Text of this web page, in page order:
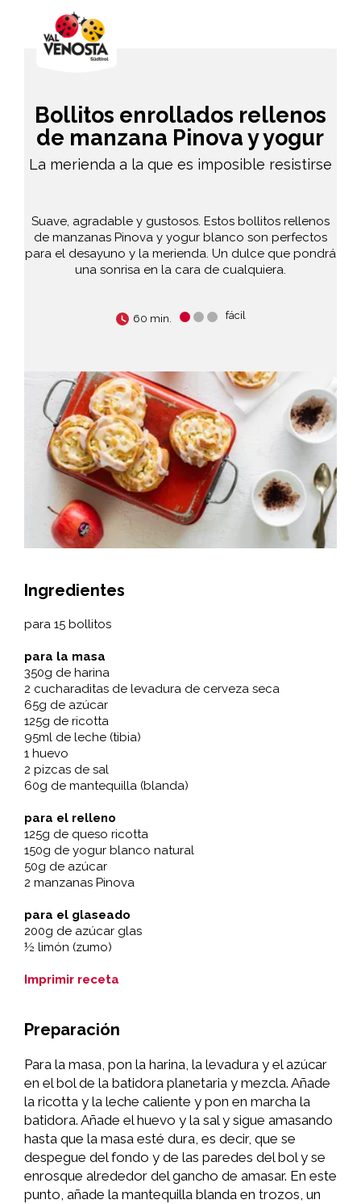
Bollitos enrollados rellenos
de manzana Pinova y yogur
La merienda a la que es imposible resistirse
Suave, agradable y gustosos. Estos bollitos rellenos
de manzanas Pinova y yogur blanco son perfectos
para el desayuno y la merienda. Un dulce que pondrá
una sonrisa en la cara de cualquiera.
60 min. fácil
Ingredientes
para 15 bollitos
para la masa
350g de harina
2 cucharaditas de levadura de cerveza seca
65g de azúcar
125g de ricotta
95ml de leche (tibia)
1 huevo
2 pizcas de sal
60g de mantequilla (blanda)
para el relleno
125g de queso ricotta
150g de yogur blanco natural
50g de azúcar
2 manzanas Pinova
para el glaseado
200g de azúcar glas
½ limón (zumo)
Imprimir receta
Preparación
Para la masa, pon la harina, la levadura y el azúcar
en el bol de la batidora planetaria y mezcla. Añade
la ricotta y la leche caliente y pon en marcha la
batidora. Añade el huevo y la sal y sigue amasando
hasta que la masa esté dura, es decir, que se
despegue del fondo y de las paredes del bol y se
enrosque alrededor del gancho de amasar. En este
punto, añade la mantequilla blanda en trozos, un